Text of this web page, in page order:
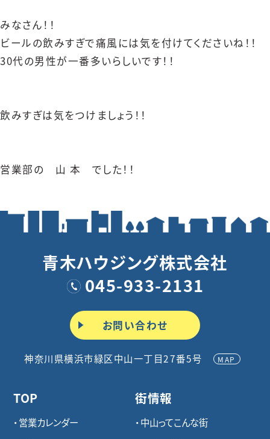
みなさん！！
ビールの飲みすぎで痛風には気を付けてくださいね！！
30代の男性が一番多いらしいです！！
飲みすぎは気をつけましょう！！
営業部の 山 本 でした！！
青木ハウジング株式会社
045-933-2131
お問い合わせ
神奈川県横浜市緑区中山一丁目27番5号 MAP
TOP
営業カレンダー
街情報
中山ってこんな街